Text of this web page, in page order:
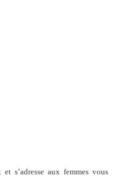
s’adresse aux femmes vous